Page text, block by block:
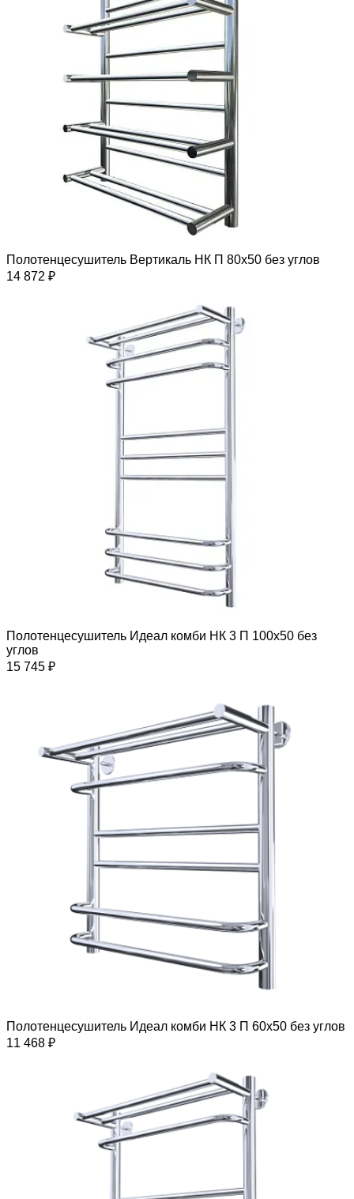
Полотенцесушитель Вертикаль НК П 80х50 без углов
14 872 ₽
Полотенцесушитель Идеал комби НК 3 П 100х50 без
углов
15 745 ₽
Полотенцесушитель Идеал комби НК 3 П 60х50 без углов
11 468 ₽